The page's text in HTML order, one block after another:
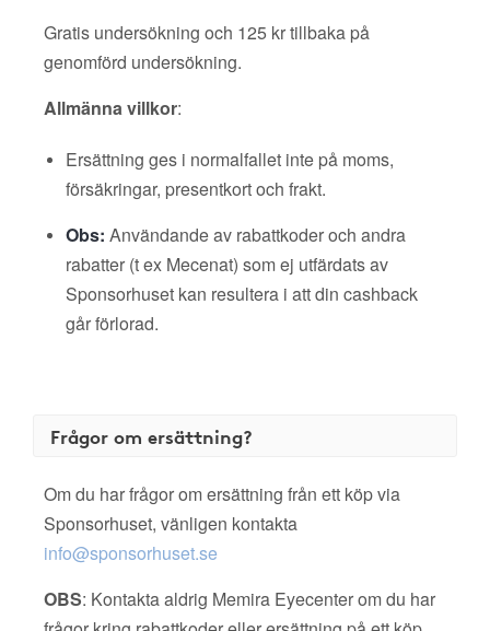
Gratis undersökning och 125 kr tillbaka på
genomförd undersökning.
Allmänna villkor:
Ersättning ges i normalfallet inte på moms,
försäkringar, presentkort och frakt.
Obs: Användande av rabattkoder och andra
rabatter (t ex Mecenat) som ej utfärdats av
Sponsorhuset kan resultera i att din cashback
går förlorad.
Frågor om ersättning?
Om du har frågor om ersättning från ett köp via
Sponsorhuset, vänligen kontakta
info@sponsorhuset.se
OBS: Kontakta aldrig Memira Eyecenter om du har